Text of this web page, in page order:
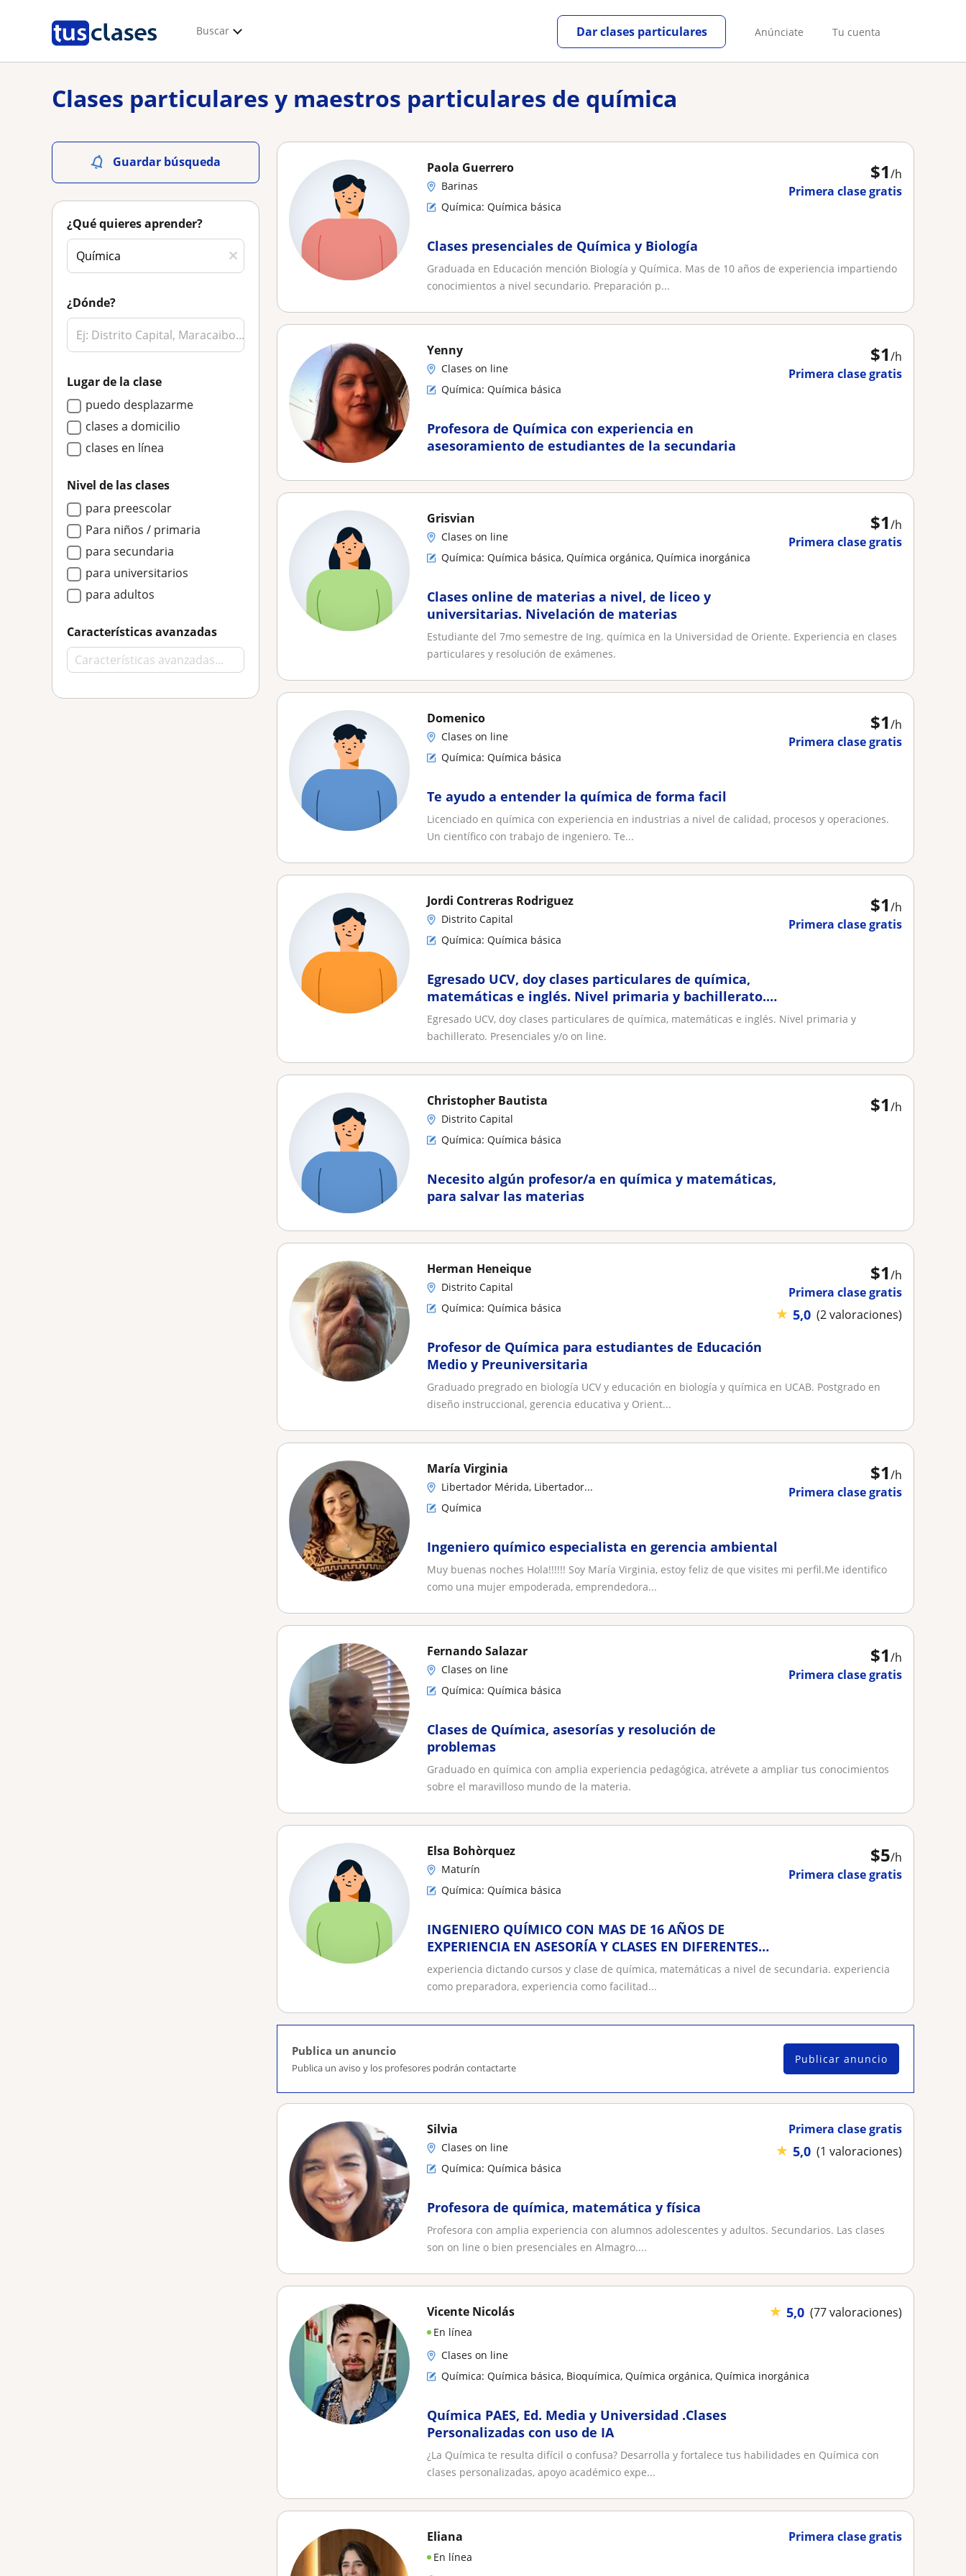
Buscar Anúnciate Tu cuenta
Dar clases particulares
Clases particulares y maestros particulares de química
Guardar búsqueda
¿Qué quieres aprender?
¿Dónde?
Lugar de la clase
puedo desplazarme
clases a domicilio
clases en línea
Nivel de las clases
para preescolar
Para niños / primaria
para secundaria
para universitarios
para adultos
Características avanzadas
$1/h
Primera clase gratis
Paola Guerrero
Barinas
Química: Química básica
Clases presenciales de Química y Biología
Graduada en Educación mención Biología y Química. Mas de 10 años de experiencia impartiendo
conocimientos a nivel secundario. Preparación p...
$1/h
Primera clase gratis
Yenny
Clases on line
Química: Química básica
Profesora de Química con experiencia en
asesoramiento de estudiantes de la secundaria
$1/h
Primera clase gratis
Grisvian
Clases on line
Química: Química básica, Química orgánica, Química inorgánica
Clases online de materias a nivel, de liceo y
universitarias. Nivelación de materias
Estudiante del 7mo semestre de Ing. química en la Universidad de Oriente. Experiencia en clases
particulares y resolución de exámenes.
$1/h
Primera clase gratis
Domenico
Clases on line
Química: Química básica
Te ayudo a entender la química de forma facil
Licenciado en química con experiencia en industrias a nivel de calidad, procesos y operaciones.
Un científico con trabajo de ingeniero. Te...
$1/h
Primera clase gratis
Jordi Contreras Rodriguez
Distrito Capital
Química: Química básica
Egresado UCV, doy clases particulares de química,
matemáticas e inglés. Nivel primaria y bachillerato.
Presenciales y/o on line
Egresado UCV, doy clases particulares de química, matemáticas e inglés. Nivel primaria y
bachillerato. Presenciales y/o on line.
$1/h
Christopher Bautista
Distrito Capital
Química: Química básica
Necesito algún profesor/a en química y matemáticas,
para salvar las materias
$1/h
Primera clase gratis
★ 5,0 (2 valoraciones)
Herman Heneique
Distrito Capital
Química: Química básica
Profesor de Química para estudiantes de Educación
Medio y Preuniversitaria
Graduado pregrado en biología UCV y educación en biología y química en UCAB. Postgrado en
diseño instruccional, gerencia educativa y Orient...
$1/h
Primera clase gratis
María Virginia
Libertador Mérida, Libertador...
Química
Ingeniero químico especialista en gerencia ambiental
Muy buenas noches Hola!!!!!! Soy María Virginia, estoy feliz de que visites mi perfil.Me identifico
como una mujer empoderada, emprendedora...
$1/h
Primera clase gratis
Fernando Salazar
Clases on line
Química: Química básica
Clases de Química, asesorías y resolución de
problemas
Graduado en química con amplia experiencia pedagógica, atrévete a ampliar tus conocimientos
sobre el maravilloso mundo de la materia.
$5/h
Primera clase gratis
Elsa Bohòrquez
Maturín
Química: Química básica
INGENIERO QUÍMICO CON MAS DE 16 AÑOS DE
EXPERIENCIA EN ASESORÍA Y CLASES EN DIFERENTES
NIVELES Y MATERIAS
experiencia dictando cursos y clase de química, matemáticas a nivel de secundaria. experiencia
como preparadora, experiencia como facilitad...
Publica un anuncio
Publica un aviso y los profesores podrán contactarte
Publicar anuncio
Primera clase gratis
★ 5,0 (1 valoraciones)
Silvia
Clases on line
Química: Química básica
Profesora de química, matemática y física
Profesora con amplia experiencia con alumnos adolescentes y adultos. Secundarios. Las clases
son on line o bien presenciales en Almagro....
★ 5,0 (77 valoraciones)
Vicente Nicolás
En línea
Clases on line
Química: Química básica, Bioquímica, Química orgánica, Química inorgánica
Química PAES, Ed. Media y Universidad .Clases
Personalizadas con uso de IA
¿La Química te resulta difícil o confusa? Desarrolla y fortalece tus habilidades en Química con
clases personalizadas, apoyo académico expe...
Primera clase gratis
Eliana
En línea